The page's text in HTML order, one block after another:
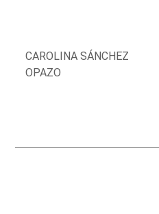
CAROLINA SÁNCHEZ
OPAZO